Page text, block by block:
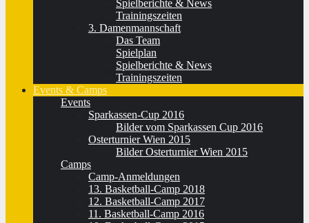
Spielberichte & News
Trainingszeiten
3. Damenmannschaft
Das Team
Spielplan
Spielberichte & News
Trainingszeiten
Events & Camps
Events
Sparkassen-Cup 2016
Bilder vom Sparkassen Cup 2016
Osterturnier Wien 2015
Bilder Osterturnier Wien 2015
Camps
Camp-Anmeldungen
13. Basketball-Camp 2018
12. Basketball-Camp 2017
11. Basketball-Camp 2016